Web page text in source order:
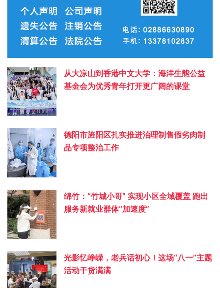
从大凉山到香港中文大学：海洋生態公益
基金会为优秀青年打开更广阔的课堂
德阳市旌阳区扎实推进治理制售假劣肉制
品专项整治工作
绵竹：“竹城小哥” 实现小区全域覆盖 跑出
服务新就业群体“加速度”
光影忆峥嵘，老兵话初心！这场“八一”主题
活动干货满满